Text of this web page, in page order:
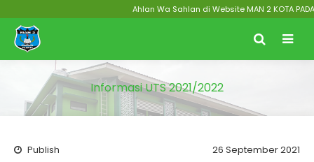
Ahlan Wa Sahlan di Website MAN 2 KOTA
Informasi UTS 2021/2022
Publish
26 September 2021